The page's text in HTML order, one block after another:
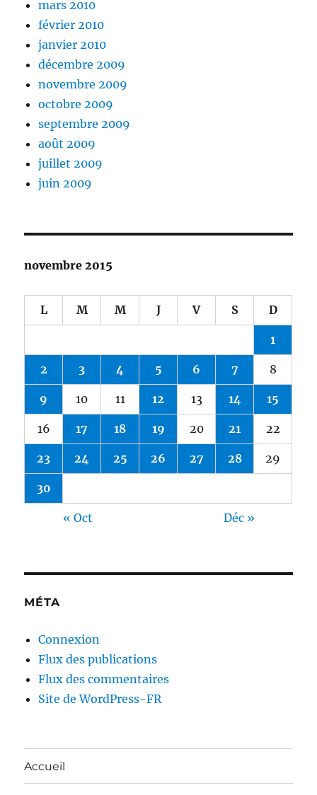
mars 2010
février 2010
janvier 2010
décembre 2009
novembre 2009
octobre 2009
septembre 2009
août 2009
juillet 2009
juin 2009
novembre 2015
L M M J V S D
1
2 3 4 5 6 7 8
9 10 11 12 13 14 15
16 17 18 19 20 21 22
23 24 25 26 27 28 29
30
« Oct Déc »
MÉTA
Connexion
Flux des publications
Flux des commentaires
Site de WordPress-FR
Accueil